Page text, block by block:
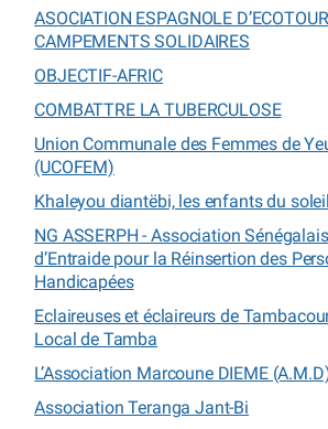
ASOCIATION ESPAGNOLE
CAMPEMENTS SOLIDAIRES
OBJECTIF-AFRIC
COMBATTRE LA TUBERCULOSE
Union Communale des Femmes de
(UCOFEM)
Khaleyou diantëbi, les enfants du soleil
NG ASSERPH - Association
d’Entraide pour la Réinsertion des
Handicapées
Eclaireuses et éclaireurs de
Local de Tamba
L’Association Marcoune DIEME
Association Teranga Jant-Bi